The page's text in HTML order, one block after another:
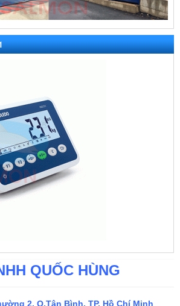
QUỐC HÙNG
2, Q.Tân Bình, TP. Hồ Chí Minh